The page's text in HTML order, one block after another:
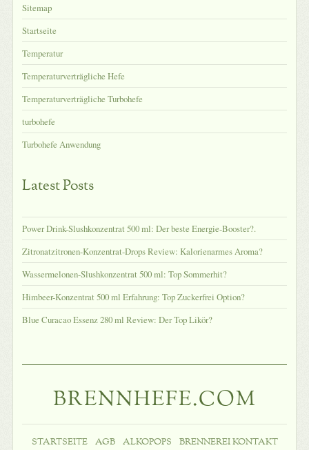
Sitemap
Startseite
Temperatur
Temperaturverträgliche Hefe
Temperaturverträgliche Turbohefe
turbohefe
Turbohefe Anwendung
Latest Posts
Power Drink-Slushkonzentrat 500 ml: Der beste Energie-Booster?.
Zitronatzitronen-Konzentrat-Drops Review: Kalorienarmes Aroma?
Wassermelonen-Slushkonzentrat 500 ml: Top Sommerhit?
Himbeer-Konzentrat 500 ml Erfahrung: Top Zuckerfrei Option?
Blue Curacao Essenz 280 ml Review: Der Top Likör?
BRENNHEFE.COM
STARTSEITE AGB ALKOPOPS BRENNEREI KONTAKT